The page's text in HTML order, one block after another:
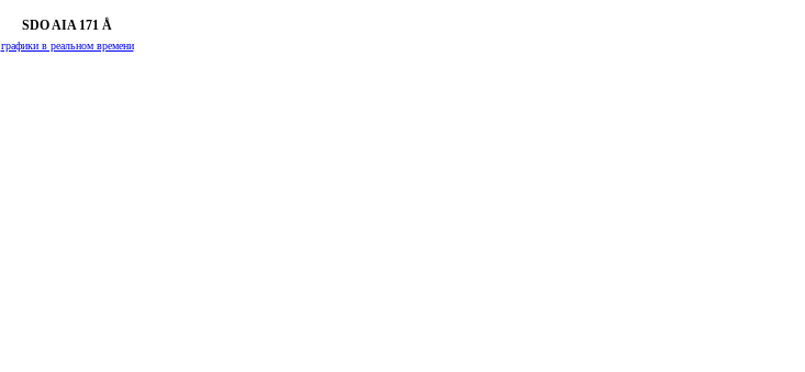
SDO AIA 171 Å
графики в реальном времени